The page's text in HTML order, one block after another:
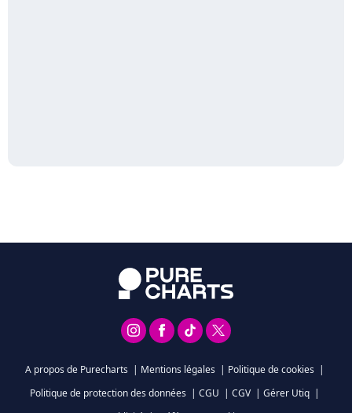
A propos de Purecharts | Mentions légales | Politique de cookies |
Politique de protection des données | CGU | CGV | Gérer Utiq |